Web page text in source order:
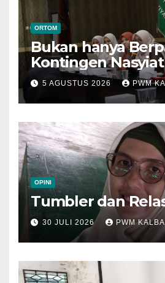
ORTOM
Bukan hanya
Kontingen
Kalbar
di Muktamar XV
5 AGUSTUS 2026 PWM
OPINI
Tumbler dan
30 JULI 2026 PWM